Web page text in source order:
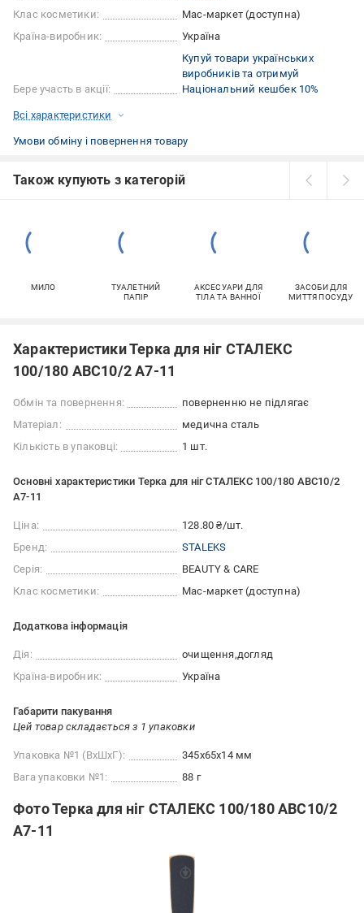
Клас косметики:
Мас-маркет (доступна)
Країна-виробник:
Україна
Бере участь в акції:
Купуй товари українських
виробників та отримуй
Національний кешбек 10%
Всі характеристики
Умови обміну і повернення товару
Також купують з категорій
МИЛО
ТУАЛЕТНИЙ
ПАПІР
АКСЕСУАРИ ДЛЯ
ТІЛА ТА ВАННОЇ
ЗАСОБИ ДЛЯ
МИТТЯ ПОСУДУ
Характеристики Терка для ніг СТАЛЕКС
100/180 ABC10/2 A7-11
Обмін та повернення:
поверненню не підлягає
Матеріал:
медична сталь
Кількість в упаковці:
1 шт.
Основні характеристики Терка для ніг СТАЛЕКС 100/180 ABC10/2
A7-11
Ціна:
128.80 ₴/шт.
Бренд:
STALEKS
Серія:
BEAUTY & CARE
Клас косметики:
Мас-маркет (доступна)
Додаткова інформація
Дія: очищення догляд
Країна-виробник:
Україна
Габарити пакування
Цей товар складається з 1 упаковки
Упаковка №1 (ВхШхГ):
345x65x14 мм
Вага упаковки №1:
88 г
Фото Терка для ніг СТАЛЕКС 100/180 ABC10/2
A7-11